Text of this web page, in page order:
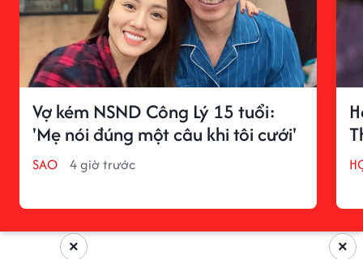
Vợ kém NSND Công Lý 15 tuổi:
'Mẹ nói đúng một câu khi tôi cưới'
SAO 4 giờ trước
×
×